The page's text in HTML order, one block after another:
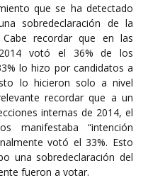
que se ha detectado
sobredeclaración de la
recordar que en las
votó el 36% de los
lo hizo por candidatos a
lo hicieron solo a nivel
recordar que a un
internas de 2014, el
manifestaba “intención
votó el 33%. Esto
una sobredeclaración del
fueron a votar.